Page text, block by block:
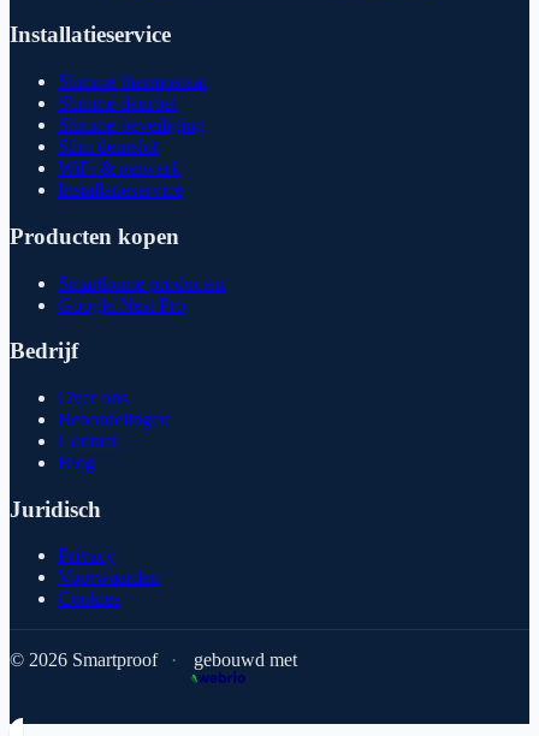
Installatieservice
Slimme thermostaat
Slimme deurbel
Slimme beveiliging
Slim deurslot
WiFi & netwerk
Installatieservice
Producten kopen
Smarthome producten
Google Nest Pro
Bedrijf
Over ons
Beoordelingen
Contact
Blog
Juridisch
Privacy
Voorwaarden
Cookies
© 2026 Smartproof · gebouwd met